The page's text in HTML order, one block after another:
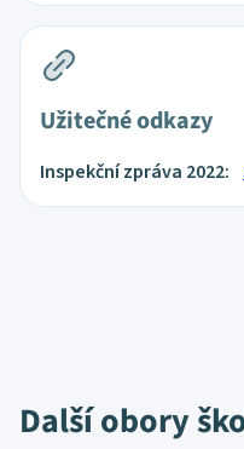
Užitečné odkazy
Inspekční zpráva 2022:
Další obory